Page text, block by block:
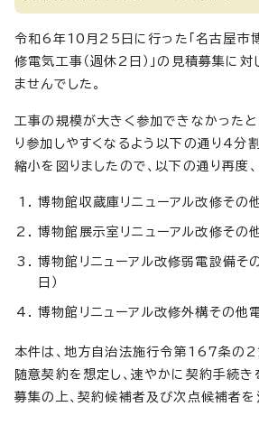
令和6年10月25日に行った「名古屋市
修電気工事（週休2日）」の見積募集に対
ませんでした。
工事の規模が大きく参加できなかったと
り参加しやすくなるよう以下の通り4分
縮小を図りましたので、以下の通り再度
博物館収蔵庫リニューアル改修その
博物館展示室リニューアル改修その
博物館リニューアル改修弱電設備そ
日）
博物館リニューアル改修外構その他
本件は、地方自治法施行令第167条の
随意契約を想定し、速やかに契約手続き
募集の上、契約候補者及び次点候補者を